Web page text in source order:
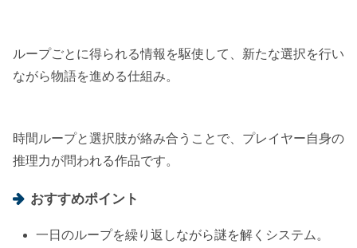
ループごとに得られる情報を駆使して、新たな選択を行い
ながら物語を進める仕組み。
時間ループと選択肢が絡み合うことで、プレイヤー自身の
推理力が問われる作品です。
おすすめポイント
一日のループを繰り返しながら謎を解くシステム。